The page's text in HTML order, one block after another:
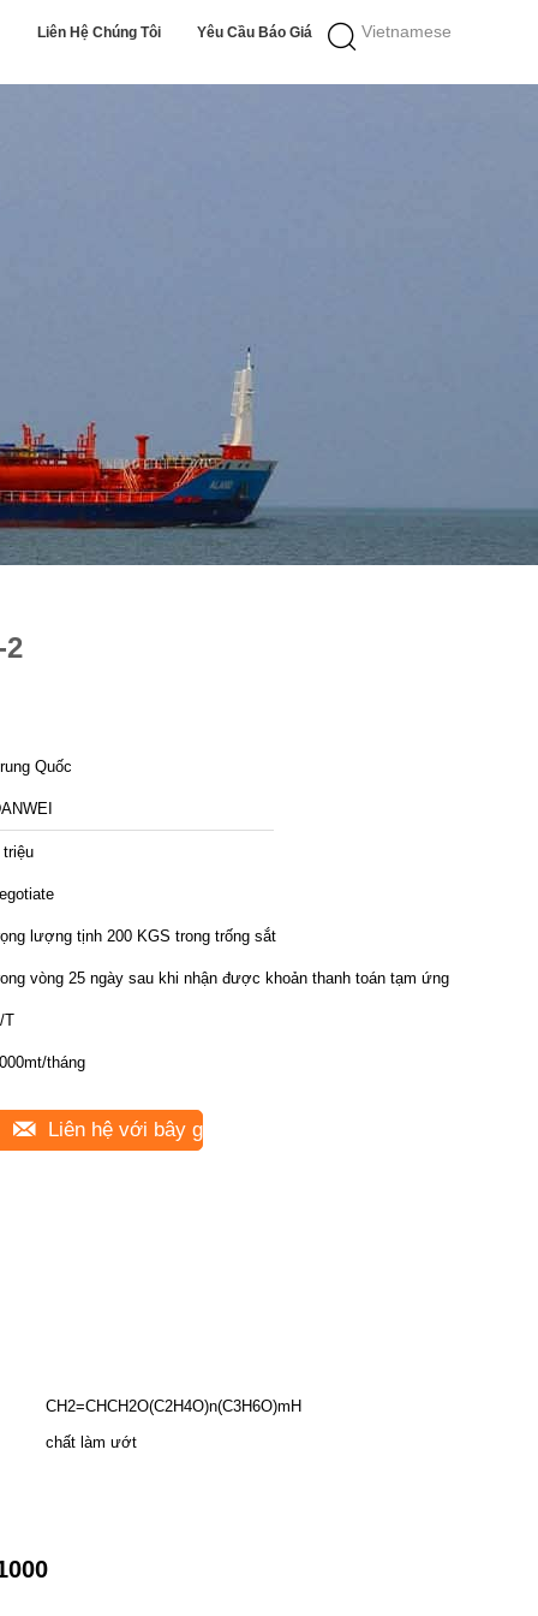
Vietnamese
Liên Hệ Chúng Tôi Yêu Cầu Báo Giá
Quốc
triệu
lượng tịnh 200 KGS trong trống sắt
vòng 25 ngày sau khi nhận được khoản thanh toán tạm ứng
T
tháng
Liên hệ với bây giờ
CH2=CHCH2O(C2H4O)n(C3H6O)mH
chất làm ướt